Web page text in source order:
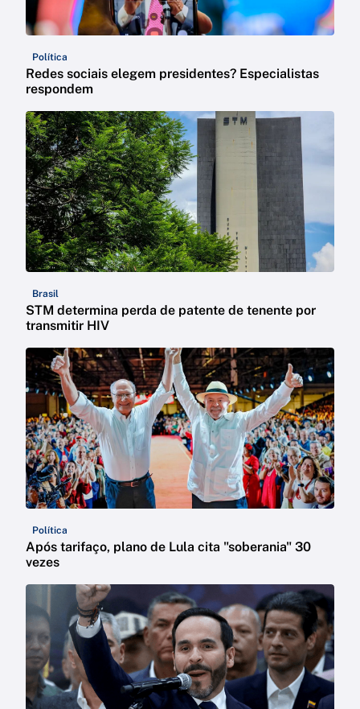
Política
Redes sociais elegem presidentes? Especialistas
respondem
Brasil
STM determina perda de patente de tenente por
transmitir HIV
Política
Após tarifaço, plano de Lula cita "soberania" 30
vezes